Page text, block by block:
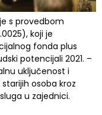
s provedbom
koji je
fonda plus
potencijali 2021. –
uključenost i
osoba kroz
u zajednici.